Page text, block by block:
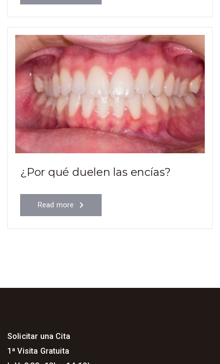
¿Por qué duelen las encías?
Read more
Solicitar una Cita
1ª Visita Gratuita